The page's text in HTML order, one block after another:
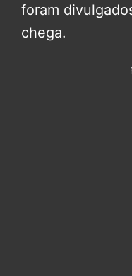
foram
chega.